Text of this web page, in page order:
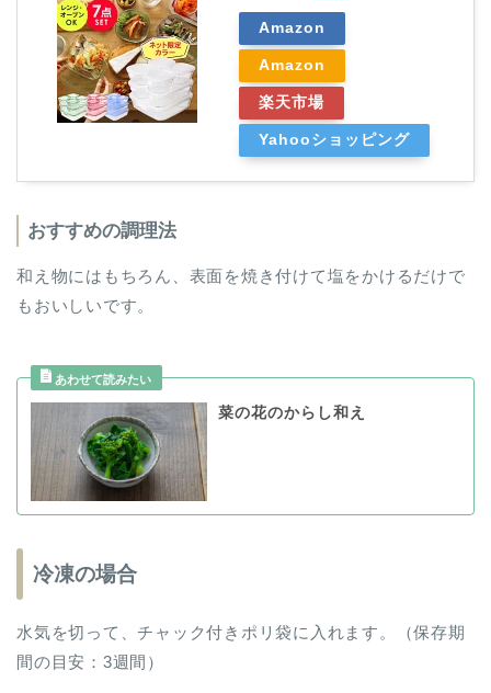
Amazon
Amazon
楽天市場
Yahooショッピング
おすすめの調理法
和え物にはもちろん、表面を焼き付けて塩をかけるだけで
もおいしいです。
菜の花のからし和え
冷凍の場合
水気を切って、チャック付きポリ袋に入れます。（保存期
間の目安：3週間）